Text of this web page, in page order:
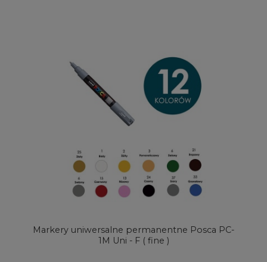
Markery uniwersalne permanentne Posca PC-
1M Uni - F ( fine )